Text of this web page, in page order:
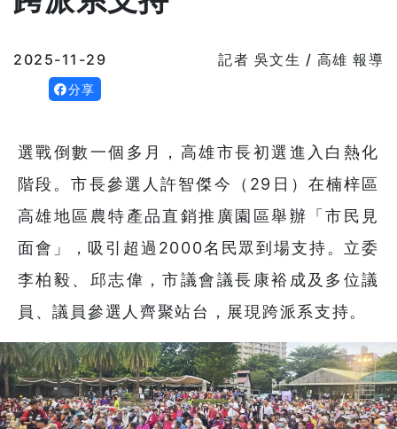
2025-11-29 記者 吳文生 / 高雄 報導
分享
選戰倒數一個多月，高雄市長初選進入白熱化
階段。市長參選人許智傑今（29日）在楠梓區
高雄地區農特產品直銷推廣園區舉辦「市民見
面會」，吸引超過2000名民眾到場支持。立委
李柏毅、邱志偉，市議會議長康裕成及多位議
員、議員參選人齊聚站台，展現跨派系支持。